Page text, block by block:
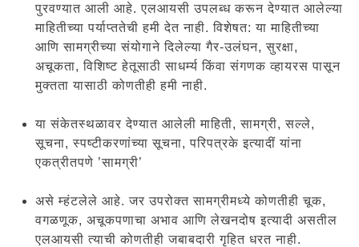
पुरवण्यात आली आहे. एलआयसी उपलब्ध करून देण्यात आलेल्या
माहितीच्या पर्याप्ततेची हमी देत नाही. विशेषत: या माहितीच्या
आणि सामग्रीच्या संयोगाने दिलेल्या गैर-उलंघन, सुरक्षा,
अचूकता, विशिष्ट हेतूसाठी साधर्म्य किंवा संगणक व्हायरस पासून
मुक्तता यासाठी कोणतीही हमी नाही.
या संकेतस्थळावर देण्यात आलेली माहिती, सामग्री, सल्ले,
सूचना, स्पष्टीकरणांच्या सूचना, परिपत्रके इत्यादीं यांना
एकत्रीतपणे ’सामग्री’
असे म्हंटलेले आहे. जर उपरोक्त सामग्रीमध्ये कोणतीही चूक,
वगळणूक, अचूकपणाचा अभाव आणि लेखनदोष इत्यादी असतील
एलआयसी त्याची कोणतीही जबाबदारी गृहित धरत नाही.